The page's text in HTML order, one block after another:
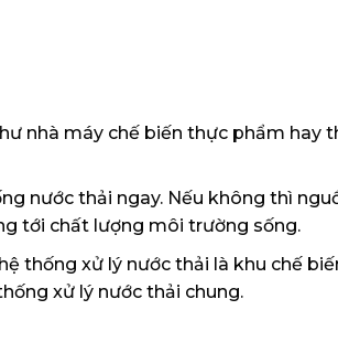
nhà máy chế biến thực phẩm hay
nước thải ngay. Nếu không thì
tới chất lượng môi trường sống.
thống xử lý nước thải là khu chế
xử lý nước thải chung.